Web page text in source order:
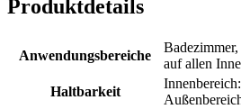
Produktdetails
Anwendungsbereiche
auf allen
Haltbarkeit